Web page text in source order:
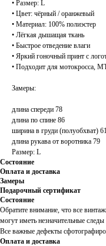
• Размер: L
• Цвет: чёрный / оранжевый
• Материал: 100% полиэстер
• Лёгкая дышащая ткань
• Быстрое отведение влаги
• Яркий гоночный принт с
• Подходит для мотокросса,
Замеры:
длина спереди 78
длина по спине 86
ширина в груди (полуобхват)
длина рукава от воротника 79
Размер: L
Состояние
Оплата и доставка
Замеры
Подарочный сертификат
Состояние
Обратите внимание, что все
могут иметь незначительные следы
Все важные дефекты
Оплата и доставка